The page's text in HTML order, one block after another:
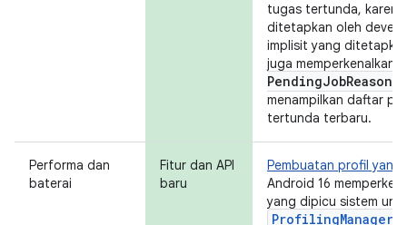
tugas tertunda,
ditetapkan oleh
implisit yang
juga memperkenalkan
PendingJobReasons
menampilkan daftar
tertunda terbaru.
Performa dan
baterai
Fitur dan API
baru
Pembuatan profil yang
Android 16
yang dipicu sistem
ProfilingManager